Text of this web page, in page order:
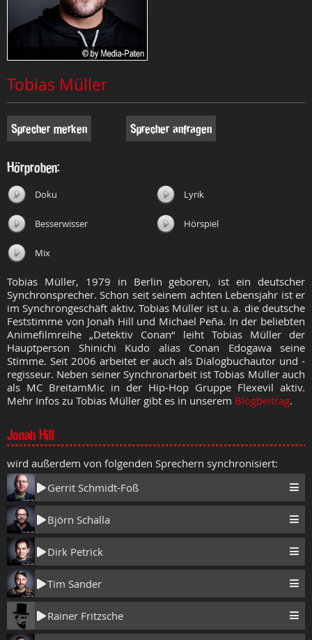
Tobias Müller
Sprecher merken Sprecher anfragen
Hörproben:
Doku Lyrik
Besserwisser Hörspiel
Mix
Tobias Müller, 1979 in Berlin geboren, ist ein deutscher
Synchronsprecher. Schon seit seinem achten Lebensjahr ist er
im Synchrongeschäft aktiv. Tobias Müller ist u. a. die deutsche
Feststimme von Jonah Hill und Michael Peña. In der beliebten
Animefilmreihe „Detektiv Conan“ leiht Tobias Müller der
Hauptperson Shinichi Kudo alias Conan Edogawa seine
Stimme. Seit 2006 arbeitet er auch als Dialogbuchautor und -
regisseur. Neben seiner Synchronarbeit ist Tobias Müller auch
als MC BreitamMic in der Hip-Hop Gruppe Flexevil aktiv.
Mehr Infos zu Tobias Müller gibt es in unserem Blogbeitrag.
Jonah Hill
wird außerdem von folgenden Sprechern synchronisiert:
Gerrit Schmidt-Foß
Björn Schalla
Dirk Petrick
Tim Sander
Rainer Fritzsche